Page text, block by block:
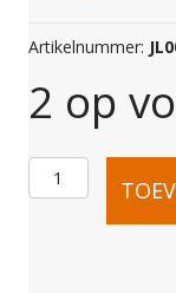
Artikelnummer:
2 op
E-